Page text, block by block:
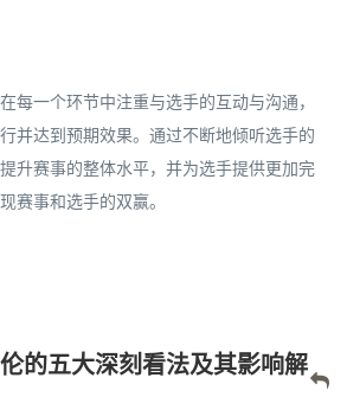
每一个环节中注重与选手的互动与沟通，
并达到预期效果。通过不断地倾听选手的
升赛事的整体水平，并为选手提供更加完
赛事和选手的双赢。
的五大深刻看法及其影响解